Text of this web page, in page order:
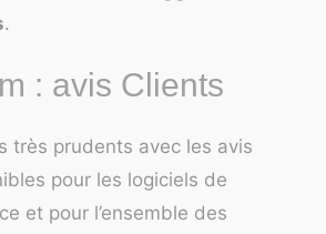
.
: avis Clients
très prudents avec les avis
pour les logiciels de
et pour l’ensemble des